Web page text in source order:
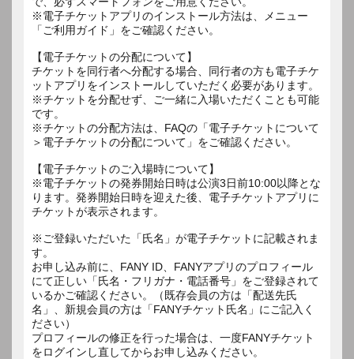
※電子チケットアプリのインストール方法は、メニュー
「ご利用ガイド」をご確認ください。
【電子チケットの分配について】
チケットを同行者へ分配する場合、同行者の方も電子チケ
ットアプリをインストールしていただく必要があります。
※チケットを分配せず、ご一緒に入場いただくことも可能
です。
※チケットの分配方法は、FAQの「電子チケットについて
＞電子チケットの分配について」をご確認ください。
【電子チケットのご入場時について】
※電子チケットの発券開始日時は公演3日前10:00以降とな
ります。発券開始日時を迎えた後、電子チケットアプリに
チケットが表示されます。
※ご登録いただいた「氏名」が電子チケットに記載されま
す。
お申し込み前に、FANY ID、FANYアプリのプロフィール
にて正しい「氏名・フリガナ・電話番号」をご登録されて
いるかご確認ください。（既存会員の方は「配送先氏
名」、新規会員の方は「FANYチケット氏名」にご記入く
ださい）
プロフィールの修正を行った場合は、一度FANYチケット
をログインし直してからお申し込みください。